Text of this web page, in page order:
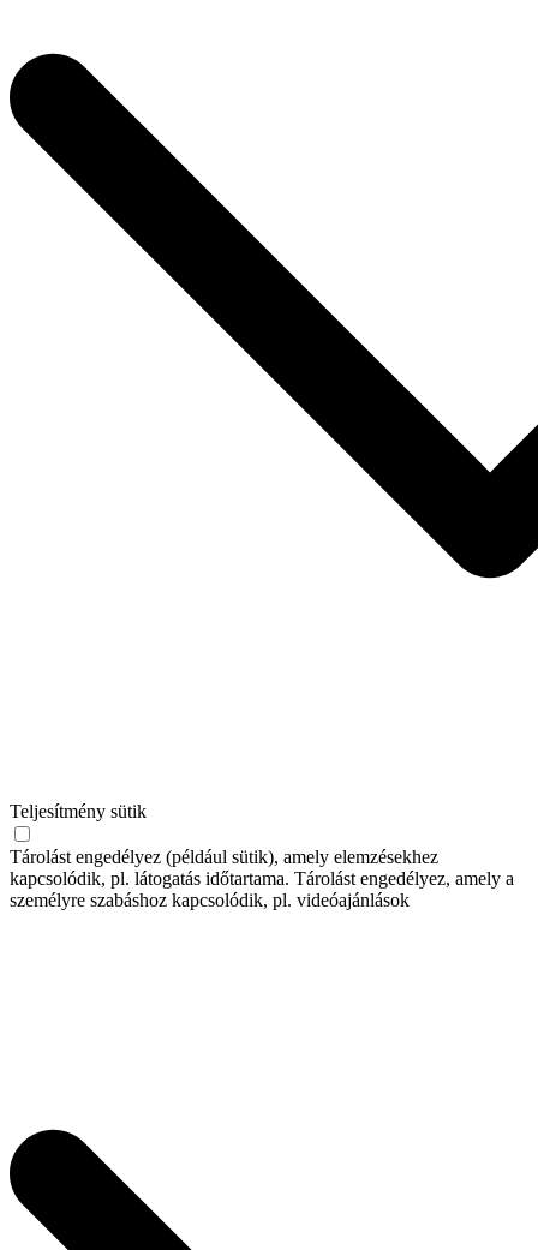
Teljesítmény sütik
Tárolást engedélyez (például sütik), amely elemzésekhez
kapcsolódik, pl. látogatás időtartama. Tárolást engedélyez, amely a
személyre szabáshoz kapcsolódik, pl. videóajánlások